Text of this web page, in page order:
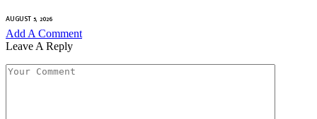
AUGUST 5, 2026
Add A Comment
Leave A Reply